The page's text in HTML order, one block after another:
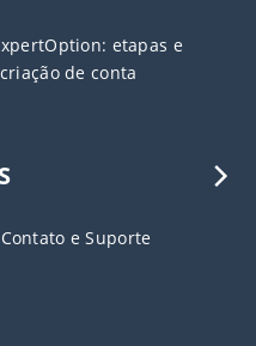
etapas e
de conta
e Suporte